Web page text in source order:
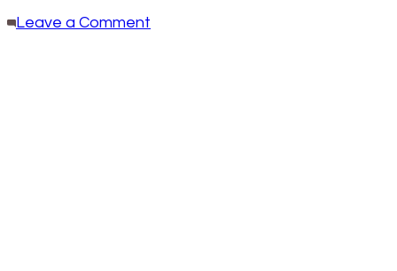
Leave a Comment